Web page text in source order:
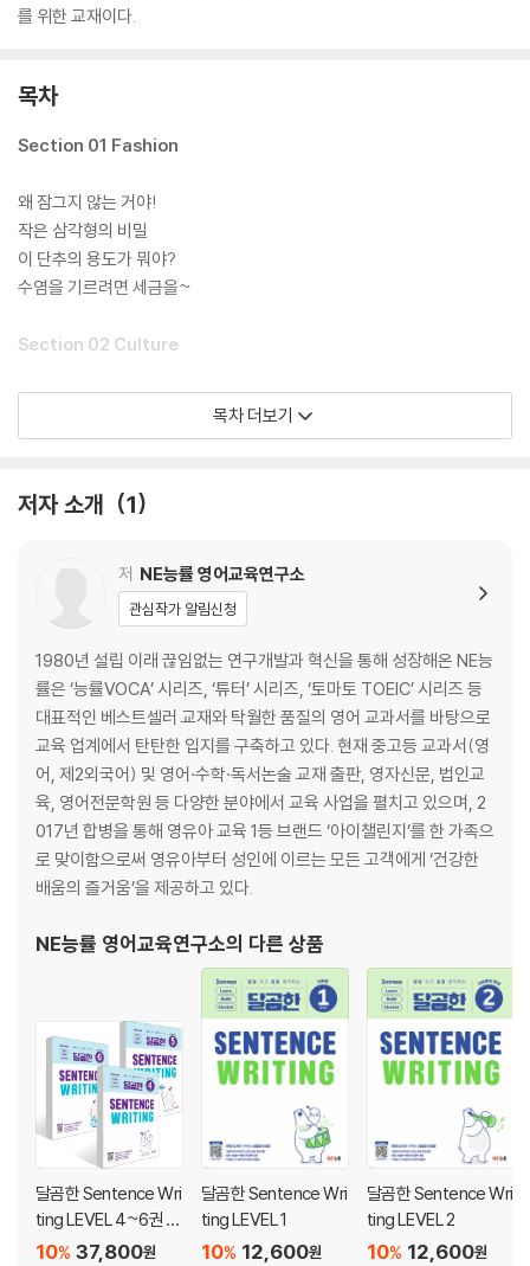
를 위한 교재이다.
목차
Section 01 Fashion
왜 잠그지 않는 거야!
작은 삼각형의 비밀
이 단추의 용도가 뭐야?
수염을 기르려면 세금을~
Section 02 Culture
파인애플은 맛있기만 한 게 아니야
바나나보다 중요해질지도 몰라!
버터가 다 떨어졌다고요? 걱정 마세요!
실수가 나쁜 것만은 아니야~
식당 인테리어에 이런 비밀이!
Section 04 Nature & Environment
4초면 충분해요
어질어질 꽃 냄새
무지개색으로 빛나는 해변
친환경 도시, 쿠리치바
Section 05 Psychology
다 바꾸고 싶어!
분명히 집중했는데?
조금만 더 도와줘~
Section 06 Body & Health
얕보면 안 되는 이것
이게 정말 내 목소리라니!
키가 줄어들고 있다고?
목차 더보기
저자 소개 1
저 NE능률 영어교육연구소
관심작가 알림신청
1980년 설립 이래 끊임없는 연구개발과 혁신을 통해 성장해온 NE능
률은 ‘능률VOCA’ 시리즈, ‘튜터’ 시리즈, ‘토마토 TOEIC’ 시리즈 등
대표적인 베스트셀러 교재와 탁월한 품질의 영어 교과서를 바탕으로
교육 업계에서 탄탄한 입지를 구축하고 있다. 현재 중고등 교과서(영
어, 제2외국어) 및 영어·수학·독서논술 교재 출판, 영자신문, 법인교
육, 영어전문학원 등 다양한 분야에서 교육 사업을 펼치고 있으며, 2
017년 합병을 통해 영유아 교육 1등 브랜드 ‘아이챌린지’를 한 가족으
로 맞이함으로써 영유아부터 성인에 이르는 모든 고객에게 ‘건강한
배움의 즐거움’을 제공하고 있다.
NE능률 영어교육연구소의 다른 상품
달곰한 Sentence Wri
ting LEVEL 4~6권 세
트
37,800원
10%
달곰한 Sentence Wri
ting LEVEL 1
12,600원
10%
달곰한 Sentence Wri
ting LEVEL 2
12,600원
10%